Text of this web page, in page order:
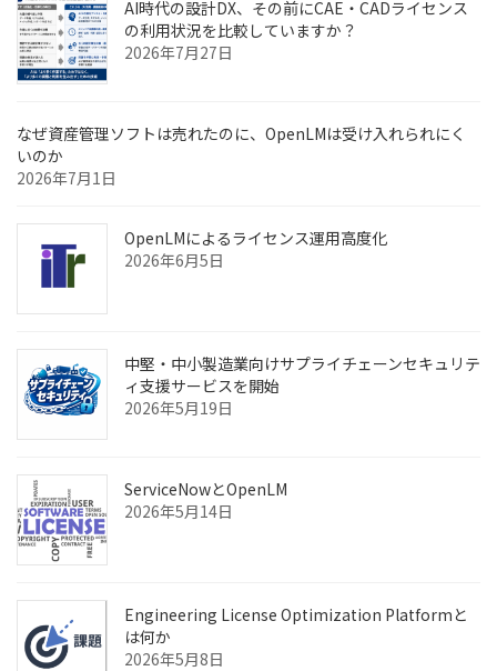
ジ
送
り
AI時代の設計DX、その前にCAE・CADライセンス
の利用状況を比較していますか？
2026年7月27日
なぜ資産管理ソフトは売れたのに、OpenLMは受け入れられにく
いのか
2026年7月1日
OpenLMによるライセンス運用高度化
2026年6月5日
中堅・中小製造業向けサプライチェーンセキュリテ
ィ支援サービスを開始
2026年5月19日
ServiceNowとOpenLM
2026年5月14日
Engineering License Optimization Platformと
は何か
2026年5月8日